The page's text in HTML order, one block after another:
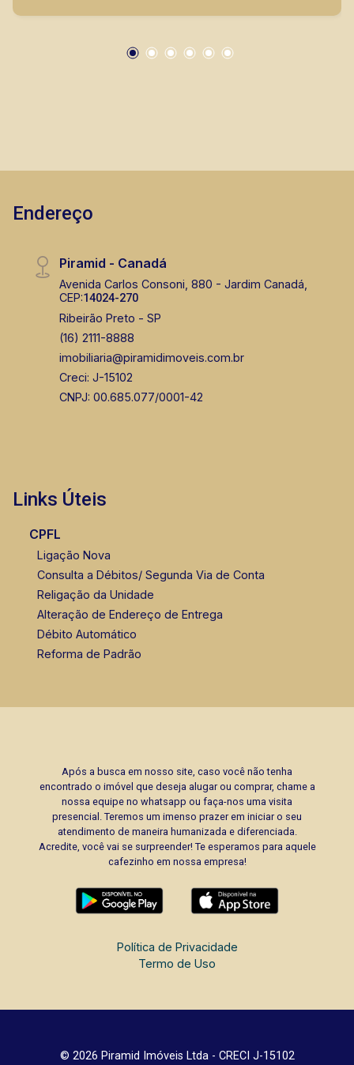
Endereço
Piramid - Canadá
Avenida Carlos Consoni, 880 - Jardim Canadá,
CEP:14024-270
Ribeirão Preto - SP
(16) 2111-8888
imobiliaria@piramidimoveis.com.br
Creci: J-15102
CNPJ: 00.685.077/0001-42
Links Úteis
CPFL
Ligação Nova
Consulta a Débitos/ Segunda Via de Conta
Religação da Unidade
Alteração de Endereço de Entrega
Débito Automático
Reforma de Padrão
Após a busca em nosso site, caso você não tenha
encontrado o imóvel que deseja alugar ou comprar, chame a
nossa equipe no whatsapp ou faça-nos uma visita
presencial. Teremos um imenso prazer em iniciar o seu
atendimento de maneira humanizada e diferenciada.
Acredite, você vai se surpreender! Te esperamos para aquele
cafezinho em nossa empresa!
Política de Privacidade
Termo de Uso
© 2026 Piramid Imóveis Ltda - CRECI J-15102